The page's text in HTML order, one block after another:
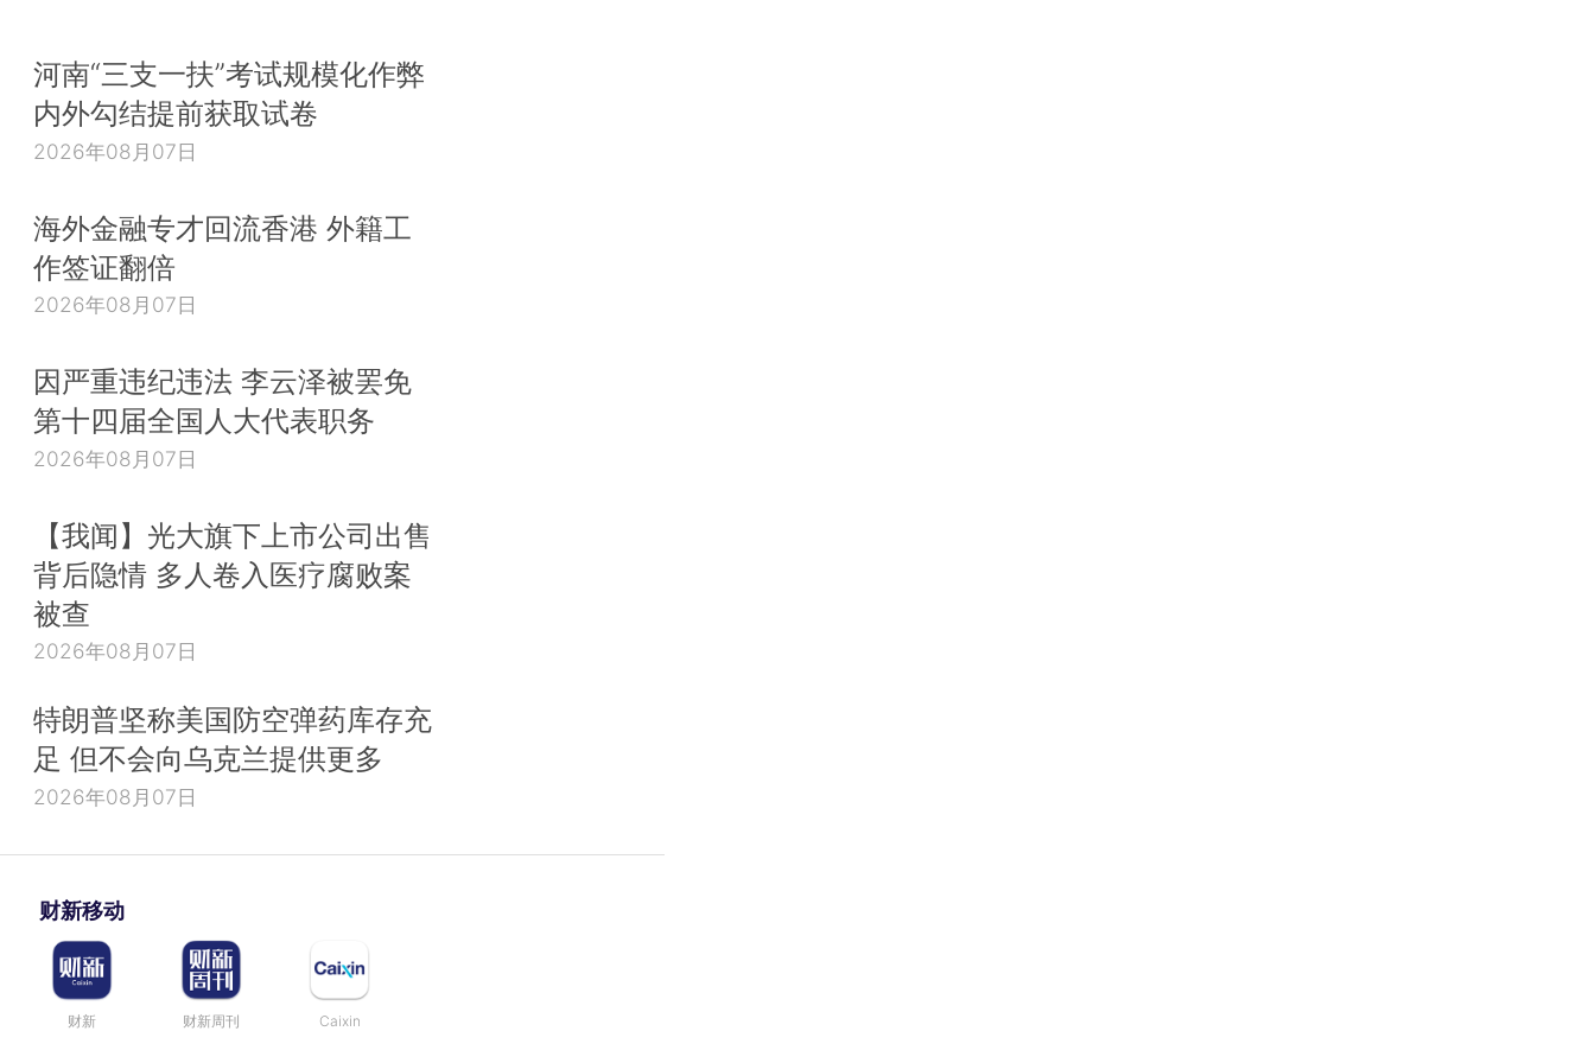
河南“三支一扶”考试规模化作弊
内外勾结提前获取试卷
2026年08月07日
海外金融专才回流香港 外籍工
作签证翻倍
2026年08月07日
因严重违纪违法 李云泽被罢免
第十四届全国人大代表职务
2026年08月07日
【我闻】光大旗下上市公司出售
背后隐情 多人卷入医疗腐败案
被查
2026年08月07日
特朗普坚称美国防空弹药库存充
足 但不会向乌克兰提供更多
2026年08月07日
财新移动
财新 财新周刊 Caixin